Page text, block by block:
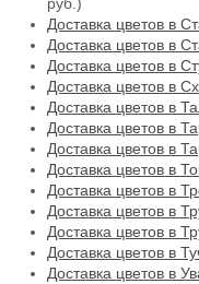
Доставка цветов в
Доставка цветов в
Доставка цветов в
Доставка цветов в
Доставка цветов в
Доставка цветов в
Доставка цветов в
Доставка цветов в
Доставка цветов в
Доставка цветов в
Доставка цветов в
Доставка цветов в
Доставка цветов в